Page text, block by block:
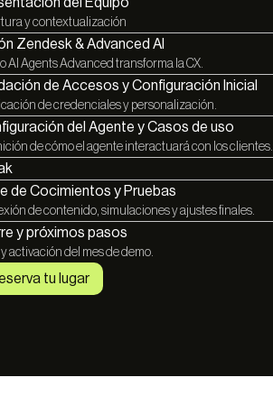
y contextualización
Zendesk & Advanced AI
AI Agents Advanced transforma la CX.
de Accesos y Configuración Inicial
de credenciales y personalización.
del Agente y Casos de uso
de cómo el agente interactuará con los clientes.
de Cocimientos y Pruebas
de contenido, simulaciones y ajustes finales.
y próximos pasos
y activación del mes de demo.
tu lugar